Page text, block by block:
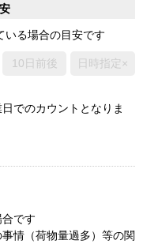
る場合の目安です
10日前後 日時指定×
でのカウントとなりま
です
情（荷物量過多）等の関